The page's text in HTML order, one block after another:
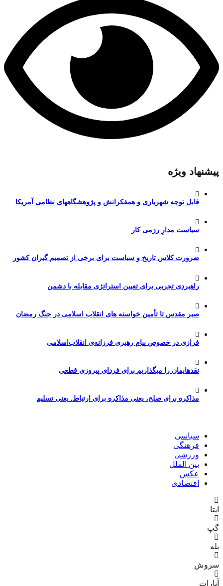
پیشنهاد ویژه
قابل توجه شهریاری و همفکرانش و پژوهشگاههای نظامی آمریکا
سیاست مدارِ رزمی کار
ضرورت کلاس تاریخ و سیاست برای برخی از تصمیم گیران کشور
راهبردی تجربی برای تعیین استراتژی مقابله با دشمن
صبر مقدس تا تأمین خواسته های انقلاب اسلامی در جنگ رمضان
فرازی در خصوص پیام رهبری فرزانه‌ی انقلاب‌اسلامی
نقدهایمان را میگذاریم برای فردای پیروزی قطعی
مذاکره برای صلح، یعنی مذاکره برای ارتباط. یعنی تسلیم
سیاسی
فرهنگی
ورزشی
بین الملل
عکس
اقتصادی
ایتا
گپ
بله
سروش
آپارات